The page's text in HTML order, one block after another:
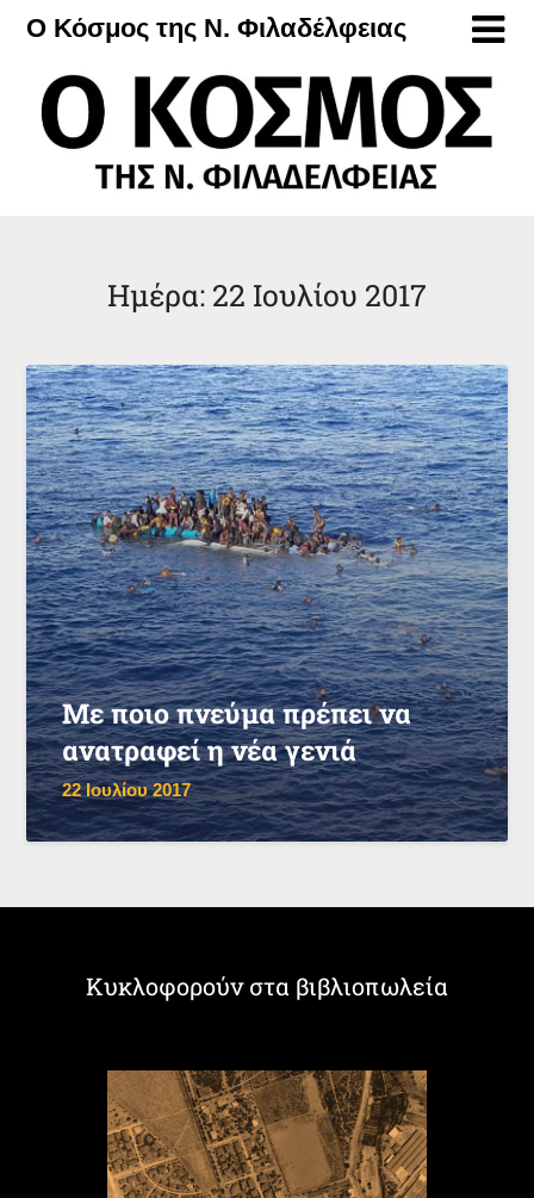
Μετάβαση
περιεχόμενο
Ο Κόσμος της Ν. Φιλαδέλφειας
Ημέρα: 22 Ιουλίου 2017
Με ποιο πνεύμα πρέπει να
ανατραφεί η νέα γενιά
22 Ιουλίου 2017
Κυκλοφορούν στα βιβλιοπωλεία